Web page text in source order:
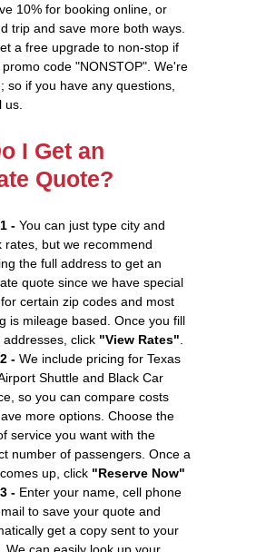
10% for booking online, or
trip and save more both ways.
a free upgrade to non-stop if
code "NONSTOP". We're
so if you have any questions,
us.
I Get an
Quote?
- You can just type city and
rates, but we recommend
the full address to get an
quote since we have special
certain zip codes and most
is mileage based. Once you fill
addresses, click "View Rates"
- We include pricing for Texas
Shuttle and Black Car
so you can compare costs
more options. Choose the
service you want with the
number of passengers. Once a
up, click "Reserve Now"
- Enter your name, cell phone
to save your quote and
get a copy sent to your